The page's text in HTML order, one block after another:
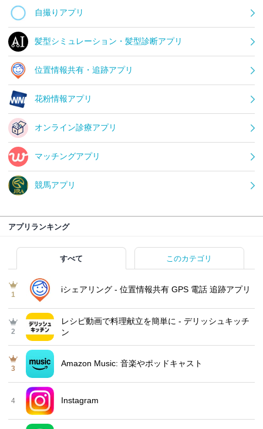
自撮りアプリ
髪型シミュレーション・髪型診断アプリ
位置情報共有・追跡アプリ
花粉情報アプリ
オンライン診療アプリ
マッチングアプリ
競馬アプリ
アプリランキング
すべて このカテゴリ
1
iシェアリング - 位置情報共有 GPS 電話 追跡アプリ
2
レシピ動画で料理献立を簡単‪に - デリッシュキッチ
ン
3
Amazon Music: 音楽やポッドキャスト
4 Instagram